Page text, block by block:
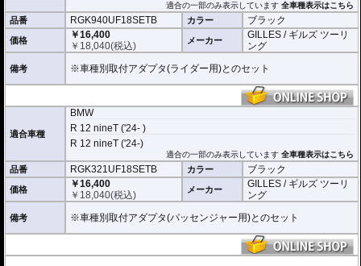
適合の一部のみ表示しています全車種表示はこちら
品番 RGK940UF18SETB カラー ブラック
価格
￥16,400
￥ 18,040(税込) メーカー
GILLES / ギルズ ツーリ
ング
備考 ※車種別取付アダプタ(ライダー用)とのセット
適合車種
BMW
R 12 nineT ('24- )
R 12 nineT ('24-)
適合の一部のみ表示しています全車種表示はこちら
品番 RGK321UF18SETB カラー ブラック
価格
￥16,400
￥ 18,040(税込) メーカー
GILLES / ギルズ ツーリ
ング
備考 ※車種別取付アダプタ(パッセンジャー用)とのセット